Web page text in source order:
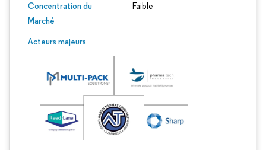
Concentration du
Marché
Faible
Acteurs majeurs
Image © Mordor Intelligence. La réutilisation nécessite une attribution sous CC